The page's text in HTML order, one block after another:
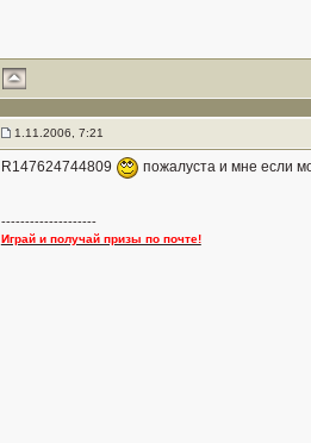
1.11.2006, 7:21
R147624744809 пожалуста и мне если
--------------------
Играй и получай призы по почте!